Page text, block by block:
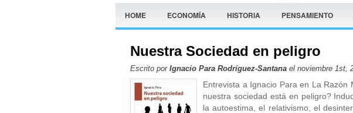
HOME ECONOMÍA HISTORIA PENSAMIENTO
Nuestra Sociedad en peligro
Escrito por Ignacio Para Rodríguez-Santana el noviembre 1st,
Entrevista a Ignacio Para en La
nuestra sociedad está en peligro?
la autoestima, el relativismo, el